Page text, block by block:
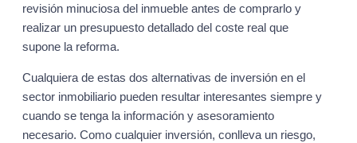
revisión minuciosa del inmueble antes de comprarlo y
realizar un presupuesto detallado del coste real que
supone la reforma.
Cualquiera de estas dos alternativas de inversión en el
sector inmobiliario pueden resultar interesantes siempre y
cuando se tenga la información y asesoramiento
necesario. Como cualquier inversión, conlleva un riesgo,